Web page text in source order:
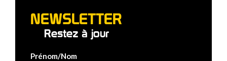
NEWSLETTER
Restez à jour
Prénom/Nom